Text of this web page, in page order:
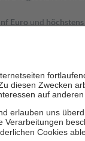
Euro und
zu unterstützen,